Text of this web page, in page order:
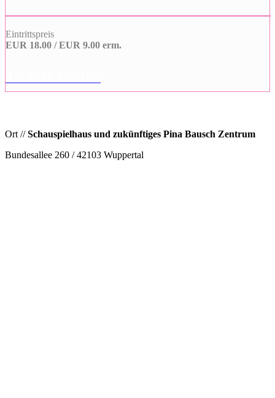
Eintrittspreis
EUR 18.00 / EUR 9.00 erm.
Ort //Schauspielhaus und zukünftiges Pina Bausch Zentrum
Bundesallee 260 / 42103 Wuppertal